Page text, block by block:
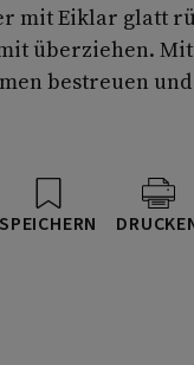
mit Eiklar glatt
überziehen.
bestreuen
SPEICHERN